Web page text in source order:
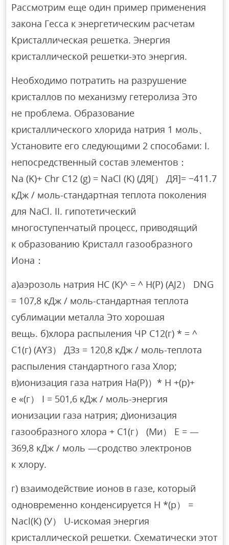
Рассмотрим еще один пример применения
закона Гесса к энергетическим расчетам
Кристаллическая решетка. Энергия
кристаллической решетки-это энергия.
Необходимо потратить на разрушение
кристаллов по механизму гетеролиза Это
не проблема. Образование
кристаллического хлорида натрия 1 моль、
Установите его следующими 2 способами: I.
непосредственный состав элементов：
Na (K)+ Chr C12 (g) = NaCl (K) (ДЯ[） ДЯ]= −411.7
кДж / моль-стандартная теплота поколения
для NaCl. II. гипотетический
многоступенчатый процесс, приводящий
к образованию Кристалл газообразного
Иона：
а)аэрозоль натрия НС (К)^ = ^ Н(Р) (AJ2） DNG
= 107,8 кДж / моль-стандартная теплота
сублимации металла Это хорошая
вещь. б)хлора распыления ЧР С12(г) * = ^
С1(г) (AY3） ДЗз = 120,8 кДж / моль-теплота
распыления стандартного газа Хлор;
в)ионизация газа натрия На(Р)）* Н +(р)+
е «(г） I = 501,6 кДж / моль-энергия
ионизации газа натрия; д)ионизация
газообразного хлора + С1(г） (Ми） E = —
369,8 кДж / моль —сродство электронов
к хлору.
г) взаимодействие ионов в газе, который
одновременно конденсируется Н *(р） =
Nасl(К) (У） U-искомая энергия
кристаллической решетки. Схематически этот